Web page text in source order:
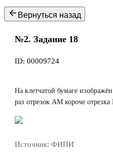
Вернуться назад
№2. Задание 18
ID: 00009724
На клетчатой бумаге
раз отрезок AM короче отрезка
Источник: ФИПИ